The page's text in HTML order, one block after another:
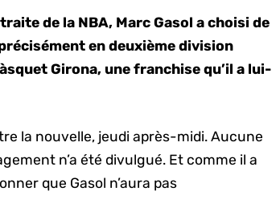
de la NBA, Marc Gasol a choisi de
en deuxième division
Girona, une franchise qu’il a lui-
la nouvelle, jeudi après-midi. Aucune
n’a été divulgué. Et comme il a
que Gasol n’aura pas